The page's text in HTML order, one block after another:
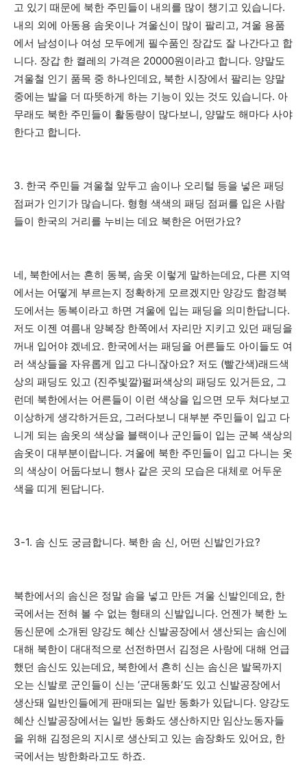
고 있기 때문에 북한 주민들이 내의를 많이 챙기고 있습니다.
내의 외에 아동용 솜옷이나 겨울신이 많이 팔리고, 겨울 용품
에서 남성이나 여성 모두에게 필수품인 장갑도 잘 나간다고 합
니다. 장갑 한 켤레의 가격은 20000원이라고 합니다. 양말도
겨울철 인기 품목 중 하나인데요, 북한 시장에서 팔리는 양말
중에는 발을 더 따뜻하게 하는 기능이 있는 것도 있습니다. 아
무래도 북한 주민들이 활동량이 많다보니, 양말도 해마다 사야
한다고 합니다.
3. 한국 주민들 겨울철 앞두고 솜이나 오리털 등을 넣은 패딩
점퍼가 인기가 많습니다. 형형 색색의 패딩 점퍼를 입은 사람
들이 한국의 거리를 누비는 데요 북한은 어떤가요?
네, 북한에서는 흔히 동북, 솜옷 이렇게 말하는데요, 다른 지역
에서는 어떻게 부르는지 정확하게 모르겠지만 양강도 함경북
도에서는 동복이라고 하면 겨울에 입는 패딩을 의미한답니다.
저도 이젠 여름내 양복장 한쪽에서 자리만 지키고 있던 패딩을
꺼내 입어야 겠네요. 한국에서는 패딩을 어른들도 아이들도 여
러 색상들을 자유롭게 입고 다니잖아요? 저도 (빨간색)래드색
상의 패딩도 있고 (진주빛깔)펄퍼색상의 패딩도 있거든요, 그
런데 북한에서는 어른들이 이런 색상을 입으면 모두 쳐다보고
이상하게 생각하거든요, 그러다보니 대부분 주민들이 입고 다
니게 되는 솜옷의 색상을 블랙이나 군인들이 입는 군복 색상의
솜옷이 대부분이랍니다. 겨울에 북한 주민들이 입고 다니는 옷
의 색상이 어둡다보니 행사 같은 곳의 모습은 대체로 어두운
색을 띠게 된답니다.
3-1. 솜 신도 궁금합니다. 북한 솜 신, 어떤 신발인가요?
북한에서의 솜신은 정말 솜을 넣고 만든 겨울 신발인데요, 한
국에서는 전혀 볼 수 없는 형태의 신발입니다. 언젠가 북한 노
동신문에 소개된 양강도 혜산 신발공장에서 생산되는 솜신에
대해 북한이 대대적으로 선전하면서 김정은 사랑에 대해 언급
했던 솜신도 있는데요, 북한에서 흔히 신는 솜신은 발목까지
오는 신발로 군인들이 신는 ‘군대동화’도 있고 신발공장에서
생산돼 일반인들에게 판매되는 일반 동화가 있답니다. 양강도
혜산 신발공장에서는 일반 동화도 생산하지만 임산노동자들
을 위해 김정은의 지시로 생산되고 있는 솜장화도 있어요, 한
국에서는 방한화라고도 하죠.